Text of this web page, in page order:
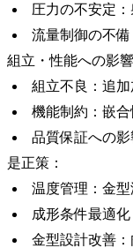
圧力の不安定
流量制御の不
組立・性能への影響
組立不良：追加
機能制約：嵌合
品質保証への影
是正策：
温度管理：金型
成形条件最適
金型設計改善